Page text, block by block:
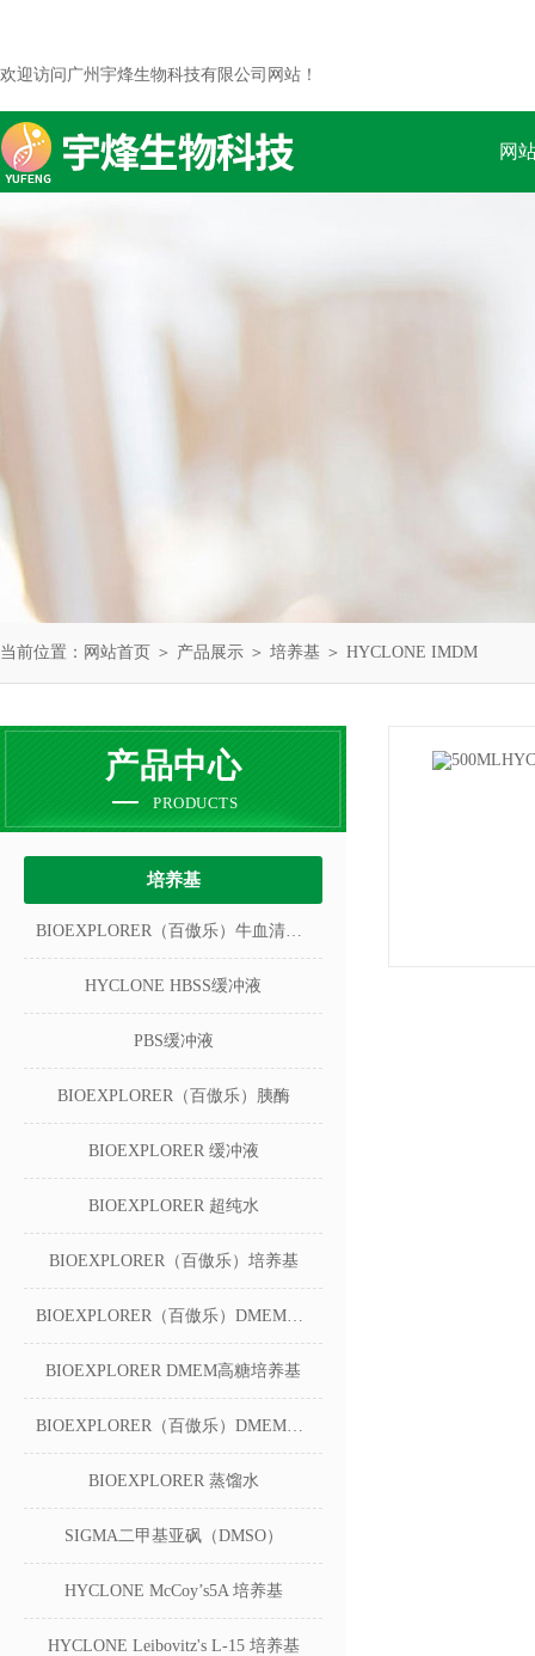
欢迎访问广州宇烽生物科技有限公司网站！
网
当前位置： 网站首页 ＞ 产品展示 ＞ 培养基 ＞ HYCLONE IMDM
产品中心
PRODUCTS
培养基
BIOEXPLORER（百傲乐）牛血清白蛋白
HYCLONE HBSS缓冲液
PBS缓冲液
BIOEXPLORER（百傲乐）胰酶
BIOEXPLORER 缓冲液
BIOEXPLORER 超纯水
BIOEXPLORER（百傲乐）培养基
BIOEXPLORER（百傲乐）DMEM无糖培养基
BIOEXPLORER DMEM高糖培养基
BIOEXPLORER（百傲乐）DMEM低糖培养基
BIOEXPLORER 蒸馏水
SIGMA二甲基亚砜（DMSO）
HYCLONE McCoy’s5A 培养基
HYCLONE Leibovitz's L-15 培养基